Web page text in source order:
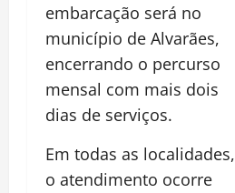
embarcação será no
município de Alvarães,
encerrando o percurso
mensal com mais dois
dias de serviços.
Em todas as localidades,
o atendimento ocorre